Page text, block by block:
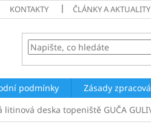
KONTAKTY ČLÁNKY A AKTUALITY
podmínky Zásady
litinová deska topeniště GUČA